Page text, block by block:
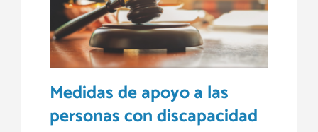
Medidas de apoyo a las
personas con discapacidad